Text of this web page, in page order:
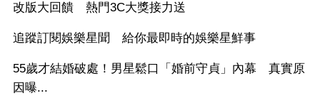
改版大回饋 熱門3C大獎接力送
追蹤訂閱娛樂星聞 給你最即時的娛樂星鮮事
55歲才結婚破處！男星鬆口「婚前守貞」內幕 真實原
因曝...